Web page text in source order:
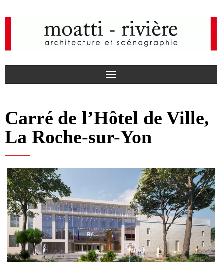
a
c
e
b
o
o
I
n
s
t
a
g
news
agency
projects
media
contact us
Carré de l’Hôtel de Ville,
La Roche-sur-Yon